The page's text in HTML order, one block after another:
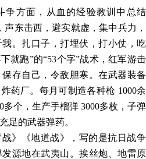
争方面，从血的经验教训中总结
东击西，避实就虚，集中兵力，
。扎口子，打埋伏，打小仗，吃
就跑”的“53个字”战术，红军游击
存自己，令敌胆寒。在武器装备
药厂。每月可制造各种枪 1000余
多个，生产手榴弹 3000多枚，子弹
足的武器弹药。
》《地道战》，写的是抗日战争
源地在武夷山。挨丝炮、地雷原